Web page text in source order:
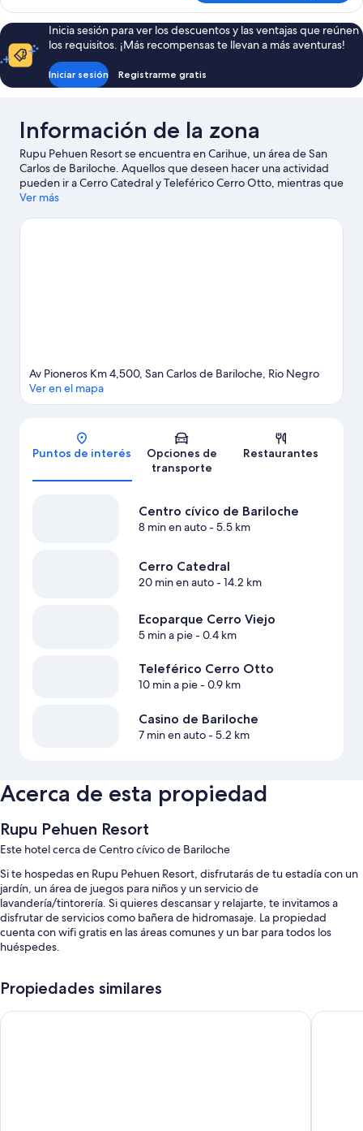
Room
Standard Inicia sesión para ver los descuentos y las ventajas que reúnen
los requisitos. ¡Más recompensas te llevan a más aventuras!
Iniciar sesión Registrarme gratis
Información de la zona
Rupu Pehuen Resort se encuentra en Carihue, un área de San
Carlos de Bariloche. Aquellos que deseen hacer una actividad
pueden ir a Cerro Catedral y Teleférico Cerro Otto, mientras que
quienes deseen conocer los puntos de interés del área pueden
También vale la pena conocer Tren histórico de vapor y
Ver más
Mapa
Av Pioneros Km 4,500, San Carlos de Bariloche, Rio Negro
Ver en el mapa
Puntos de interés
Opciones de
transporte
Restaurantes
Centro cívico de Bariloche
8 min en auto- 5.5 km
Cerro Catedral
20 min en auto- 14.2 km
Ecoparque Cerro Viejo
5 min a pie- 0.4 km
Teleférico Cerro Otto
10 min a pie- 0.9 km
Casino de Bariloche
7 min en auto- 5.2 km
Acerca de esta propiedad
Rupu Pehuen Resort
Este hotel cerca de Centro cívico de Bariloche
Si te hospedas en Rupu Pehuen Resort, disfrutarás de tu estadía con un
jardín, un área de juegos para niños y un servicio de
lavandería/tintorería. Si quieres descansar y relajarte, te invitamos a
disfrutar de servicios como bañera de hidromasaje. La propiedad
cuenta con wifi gratis en las áreas comunes y un bar para todos los
huéspedes.
Una piscina techada y una piscina para niños
Propiedades similares
Hotel Nevada Bariloche Edificio